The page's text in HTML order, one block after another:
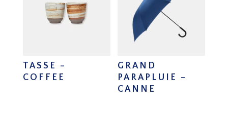
TASSE –
COFFEE
GRAND
PARAPLUIE –
CANNE